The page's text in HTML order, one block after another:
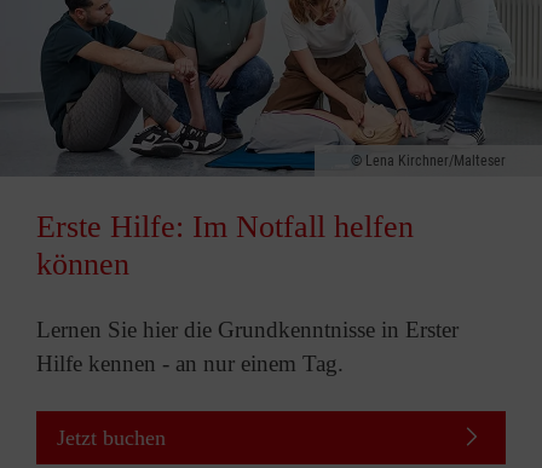
Lena Kirchner/Malteser
Erste Hilfe: Im Notfall helfen
können
Lernen Sie hier die Grundkenntnisse in Erster
Hilfe kennen - an nur einem Tag.
Jetzt buchen